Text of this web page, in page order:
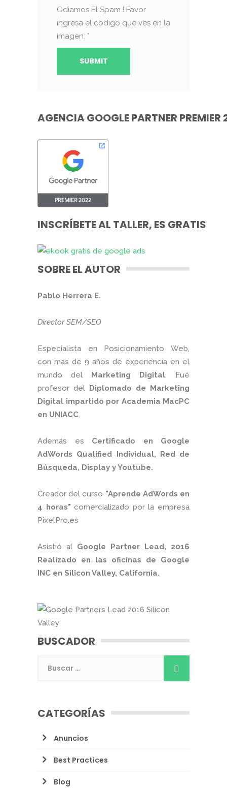
Odiamos El Spam ! Favor
ingresa el código que ves en la
imagen. *
AGENCIA GOOGLE PARTNER PREMIER
INSCRÍBETE AL TALLER, ES GRATIS
SOBRE EL AUTOR
Pablo Herrera E.
Director SEM/SEO
Especialista en Posicionamiento Web,
con más de 9 años de experiencia en el
mundo del
Marketing Digital. Fué
profesor del
Diplomado de Marketing
Digital impartido por Academia MacPC
en UNIACC.
Además es Certificado en Google
AdWords Qualified Individual, Red de
Búsqueda, Display y Youtube.
Creador del curso "Aprende AdWords en
4 horas" comercializado por la empresa
PixelPro.es
Asistió al Google Partner Lead, 2016
Realizado en las oficinas de Google
INC en Silicon Valley, California.
BUSCADOR
CATEGORÍAS
Anuncios
Best Practices
Blog